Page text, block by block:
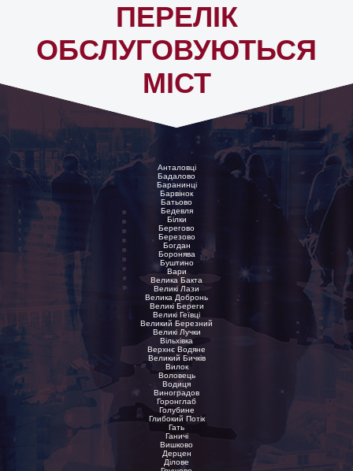
ПЕРЕЛІК
ОБСЛУГОВУЮТЬСЯ
МІСТ
Анталовці
Бадалово
Баранинці
Барвінок
Батьово
Бедевля
Білки
Берегово
Березово
Богдан
Боронява
Буштино
Вари
Велика Бакта
Великі Лази
Велика Добронь
Великі Береги
Великі Геївці
Великий Березний
Великі Лучки
Вільхівка
Верхнє Водяне
Великий Бичків
Вилок
Воловець
Водиця
Виноградов
Горонглаб
Голубине
Глибокий Потік
Гать
Ганичі
Вишково
Дерцен
Ділове